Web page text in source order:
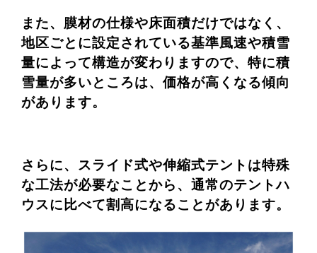
また、膜材の仕様や床面積だけではなく、
地区ごとに設定されている基準風速や積雪
量によって構造が変わりますので、特に積
雪量が多いところは、価格が高くなる傾向
があります。
さらに、スライド式や伸縮式テントは特殊
な工法が必要なことから、通常のテントハ
ウスに比べて割高になることがあります。